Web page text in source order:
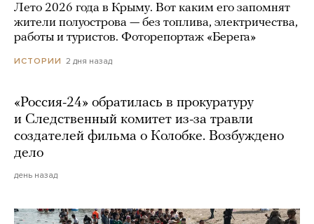
Лето 2026 года в Крыму. Вот каким его запомнят
жители полуострова — без топлива, электричества,
работы и туристов. Фоторепортаж «Берега»
ИСТОРИИ 2 дня назад
«Россия-24» обратилась в прокуратуру
и Следственный комитет из-за травли
создателей фильма о Колобке. Возбуждено
дело
день назад